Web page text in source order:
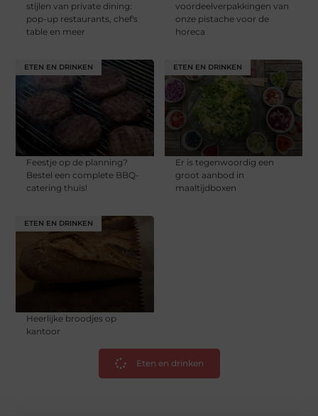
stijlen van private dining:
pop-up restaurants, chef's
table en meer
voordeelverpakkingen van
onze pistache voor de
horeca
ETEN EN DRINKEN
Feestje op de planning?
Bestel een complete BBQ-
catering thuis!
ETEN EN DRINKEN
Er is tegenwoordig een
groot aanbod in
maaltijdboxen
ETEN EN DRINKEN
Heerlijke broodjes op
kantoor
Eten en drinken